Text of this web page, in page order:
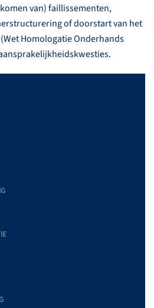
van) faillissementen,
of doorstart van het
Homologatie Onderhands